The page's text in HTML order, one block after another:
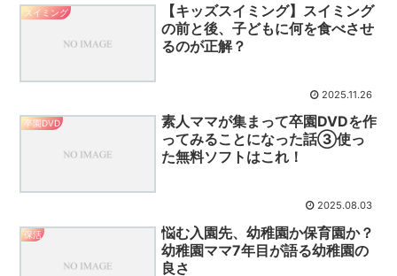
スイミング
【キッズスイミング】スイミング
の前と後、子どもに何を食べさせ
るのが正解？
2025.11.26
卒園DVD
素人ママが集まって卒園DVDを作
ってみることになった話③使っ
た無料ソフトはこれ！
2025.08.03
保活
悩む入園先、幼稚園か保育園か？
幼稚園ママ7年目が語る幼稚園の
良さ